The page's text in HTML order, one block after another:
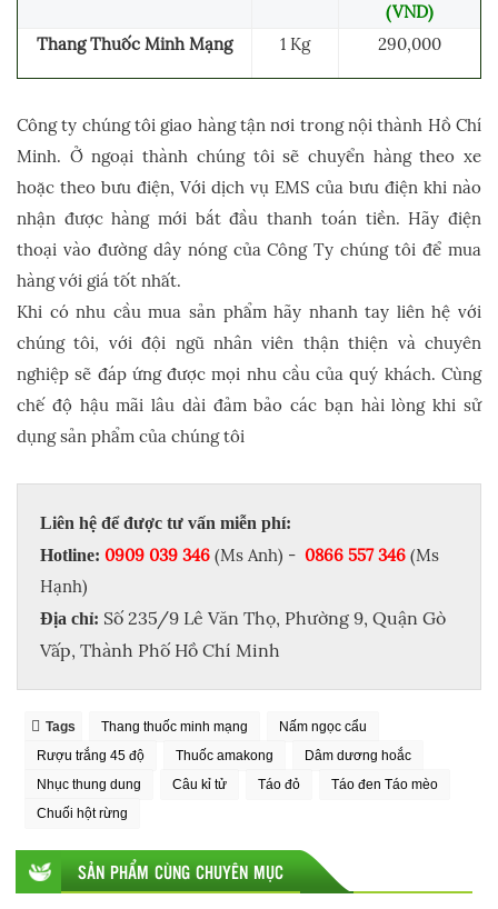
(VND)
Thang Thuốc Minh Mạng
1 Kg 290,000
Công ty chúng tôi giao hàng tận nơi trong nội thành Hồ Chí
Minh. Ở ngoại thành chúng tôi sẽ chuyển hàng theo xe
hoặc theo bưu điện, Với dịch vụ EMS của bưu điện khi nào
nhận được hàng mới bắt đầu thanh toán tiền. Hãy điện
thoại vào đường dây nóng của Công Ty chúng tôi để mua
hàng với giá tốt nhất.
Khi có nhu cầu mua sản phẩm hãy nhanh tay liên hệ với
chúng tôi, với đội ngũ nhân viên thận thiện và chuyên
nghiệp sẽ đáp ứng được mọi nhu cầu của quý khách. Cùng
chế độ hậu mãi lâu dài đảm bảo các bạn hài lòng khi sử
dụng sản phẩm của chúng tôi
Liên hệ để được tư vấn miễn phí:
Hotline: 0909 039 346 (Ms Anh) - 0866 557 346 (Ms
Hạnh)
Địa chỉ: Số 235/9 Lê Văn Thọ, Phường 9, Quận Gò
Vấp, Thành Phố Hồ Chí Minh
Tags Thang thuốc minh mạng
Nấm ngọc cẩu
Rượu trắng 45 độ
Thuốc amakong
Dâm dương hoắc
Nhục thung dung
Câu kỉ tử Táo đỏ
Táo đen Táo mèo
Chuối hột rừng
SẢN PHẨM CÙNG CHUYÊN MỤC